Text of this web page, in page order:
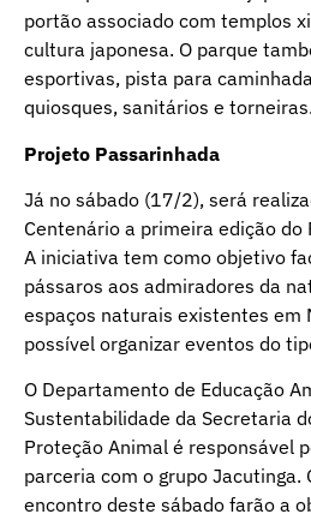
portão associado com templos
cultura japonesa. O parque
esportivas, pista para
quiosques, sanitários e torneiras.
Projeto Passarinhada
Já no sábado (17/2), será
Centenário a primeira edição do
A iniciativa tem como objetivo
pássaros aos admiradores da
espaços naturais existentes em
possível organizar eventos do
O Departamento de Educação
Sustentabilidade da Secretaria
Proteção Animal é responsável
parceria com o grupo Jacutinga.
encontro deste sábado farão a